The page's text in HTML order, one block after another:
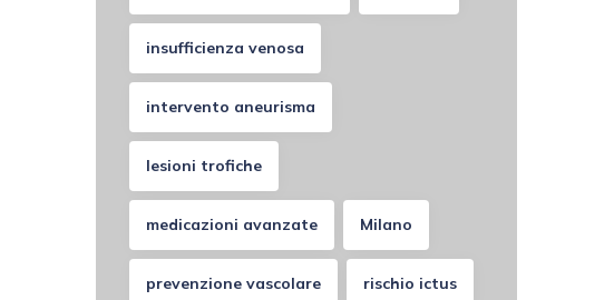
insufficienza venosa
intervento aneurisma
lesioni trofiche
medicazioni avanzate Milano
prevenzione vascolare rischio ictus